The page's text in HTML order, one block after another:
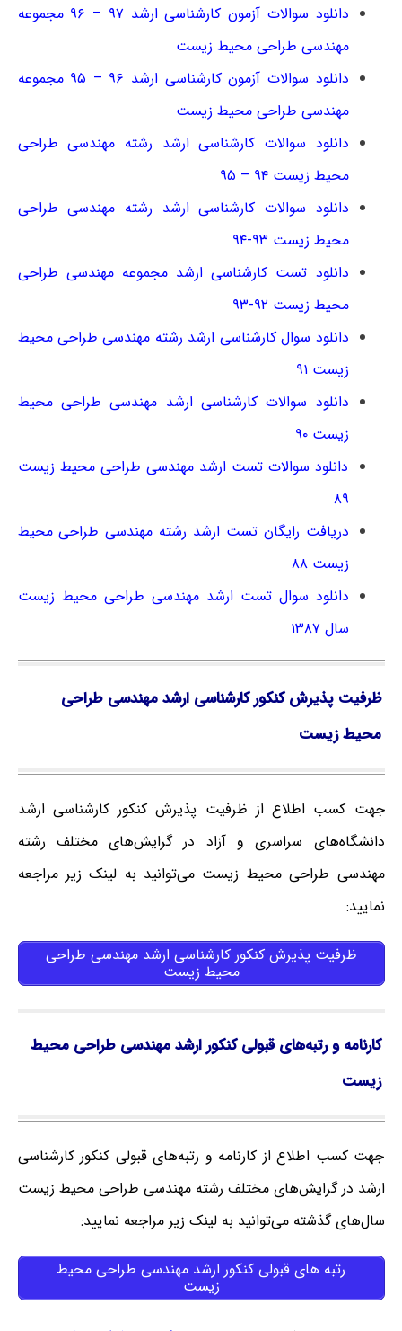
دانلود سوالات آزمون کارشناسی ارشد ۹۷ – ۹۶ مجموعه
مهندسی طراحی محیط زیست
دانلود سوالات آزمون کارشناسی ارشد ۹۶ – ۹۵ مجموعه
مهندسی طراحی محیط زیست
دانلود سوالات کارشناسی ارشد رشته مهندسی طراحی
محیط زیست ۹۴ – ۹۵
دانلود سوالات کارشناسی ارشد رشته مهندسی طراحی
محیط زیست ۹۳-۹۴
دانلود تست کارشناسی ارشد مجموعه مهندسی طراحی
محیط زیست ۹۲-۹۳
دانلود سوال کارشناسی ارشد رشته مهندسی طراحی محیط
زیست ۹۱
دانلود سوالات کارشناسی ارشد مهندسی طراحی محیط
زیست ۹۰
دانلود سوالات تست ارشد مهندسی طراحی محیط زیست
۸۹
دریافت رایگان تست ارشد رشته مهندسی طراحی محیط
زیست ۸۸
دانلود سوال تست ارشد مهندسی طراحی محیط زیست
سال ۱۳۸۷
ظرفیت پذیرش کنکور کارشناسی ارشد مهندسی طراحی
محیط زیست
جهت کسب اطلاع از ظرفیت پذیرش کنکور کارشناسی ارشد
دانشگاه‌های سراسری و آزاد در گرایش‌های مختلف رشته
مهندسی طراحی محیط زیست می‌توانید به لینک زیر مراجعه
نمایید:
ظرفیت پذیرش کنکور کارشناسی ارشد مهندسی طراحی
محیط زیست
کارنامه و رتبه‌های قبولی کنکور ارشد مهندسی طراحی محیط
زیست
جهت کسب اطلاع از کارنامه و رتبه‌های قبولی کنکور کارشناسی
ارشد در گرایش‌های مختلف رشته مهندسی طراحی محیط زیست
سال‌های گذشته می‌توانید به لینک زیر مراجعه نمایید:
رتبه های قبولی کنکور ارشد مهندسی طراحی محیط
زیست